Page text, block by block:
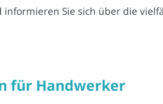
informieren Sie sich über die
für Handwerker